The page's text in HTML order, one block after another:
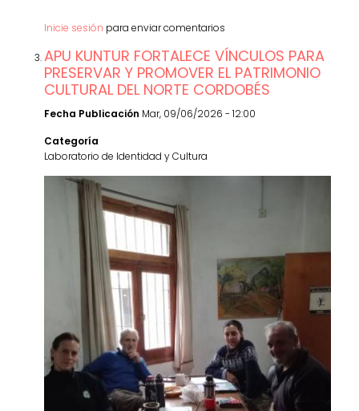
Inicie sesión para enviar comentarios
APU KUNTUR FORTALECE VÍNCULOS PARA
PRESERVAR Y PROMOVER EL PATRIMONIO
CULTURAL DEL NORTE CORDOBÉS
Fecha Publicación Mar, 09/06/2026 - 12:00
Categoría
Laboratorio de Identidad y Cultura